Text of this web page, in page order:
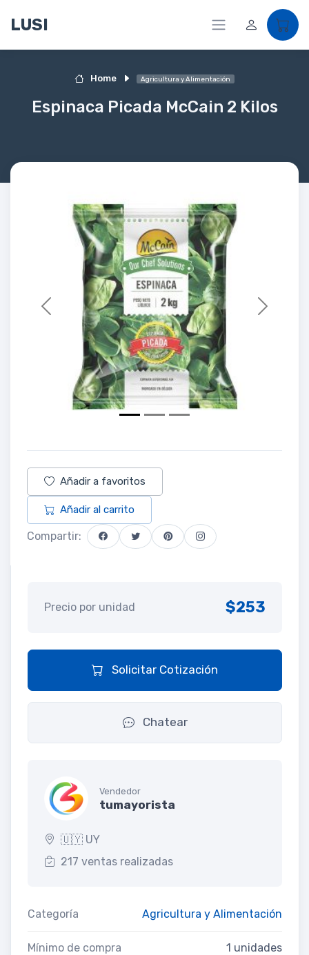
LUSI
Home Agricultura y Alimentación
Espinaca Picada McCain 2 Kilos
Previous Next
Añadir a favoritos
Añadir al carrito
Compartir:
Precio por unidad $253
Solicitar Cotización
Chatear
Vendedor
tumayorista
🇺🇾 UY
217 ventas realizadas
Categoría Agricultura y Alimentación
Mínimo de compra 1 unidades